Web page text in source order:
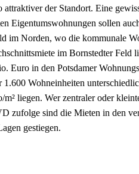
der Standort. Eine
Eigentumswohnungen sollen
im Norden, wo die kommunale
im Bornstedter Feld
in den Potsdamer
Wohneinheiten
liegen. Wer zentraler oder
zufolge sind die Mieten in den
gestiegen.